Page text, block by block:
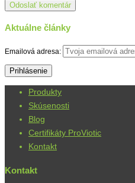
Aktuálne články
Emailová adresa:
Produkty
Skúsenosti
Blog
Certifikáty ProViotic
Kontakt
Kontakt